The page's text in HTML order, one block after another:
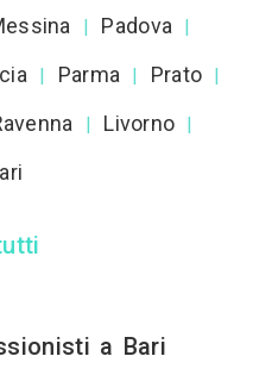
| Padova |
| Parma | Prato |
| Livorno |
a Bari